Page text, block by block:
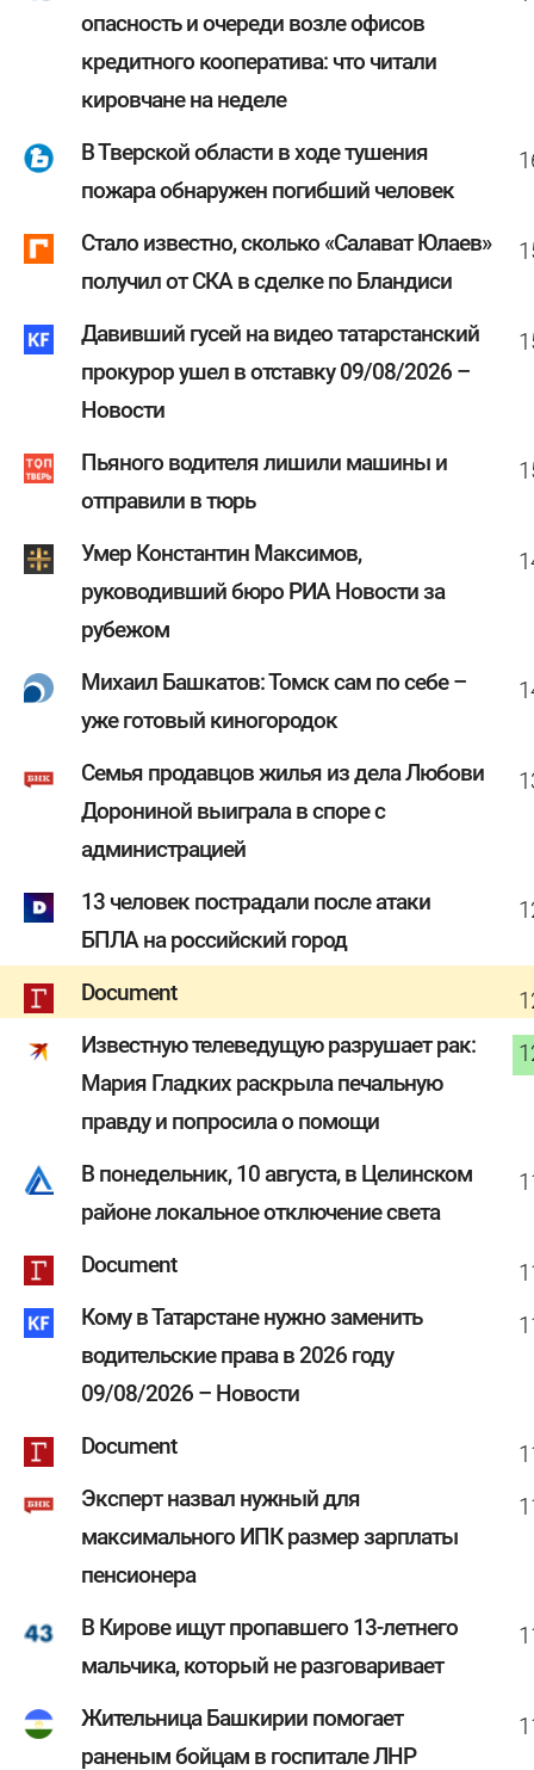
опасность и очереди возле офисов
кредитного кооператива: что читали
кировчане на неделе
В Тверской области в ходе тушения
пожара обнаружен погибший человек
Стало известно, сколько «Салават Юлаев»
получил от СКА в сделке по Бландиси
Давивший гусей на видео татарстанский
прокурор ушел в отставку 09/08/2026 –
Новости
Пьяного водителя лишили машины и
отправили в тюрь
Умер Константин Максимов,
руководивший бюро РИА Новости за
рубежом
Михаил Башкатов: Томск сам по себе –
уже готовый киногородок
Семья продавцов жилья из дела Любови
Дорониной выиграла в споре с
администрацией
13 человек пострадали после атаки
БПЛА на российский город
Document
Известную телеведущую разрушает рак:
Мария Гладких раскрыла печальную
правду и попросила о помощи
В понедельник, 10 августа, в Целинском
районе локальное отключение света
Document
Кому в Татарстане нужно заменить
водительские права в 2026 году
09/08/2026 – Новости
Document
Эксперт назвал нужный для
максимального ИПК размер зарплаты
пенсионера
В Кирове ищут пропавшего 13-летнего
мальчика, который не разговаривает
Жительница Башкирии помогает
раненым бойцам в госпитале ЛНР